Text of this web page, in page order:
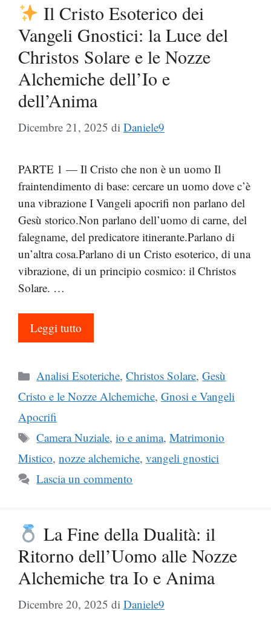
Il Cristo Esoterico dei
Vangeli Gnostici: la Luce del
Christos Solare e le Nozze
Alchemiche dell’Io e
dell’Anima
Dicembre 21, 2025 di Daniele9
PARTE 1 — Il Cristo che non è un uomo Il
fraintendimento di base: cercare un uomo dove c’è
una vibrazione I Vangeli apocrifi non parlano del
Gesù storico.Non parlano dell’uomo di carne, del
falegname, del predicatore itinerante.Parlano di
un’altra cosa.Parlano di un Cristo esoterico, di una
vibrazione, di un principio cosmico: il Christos
Solare. …
Leggi tutto
Categorie
Analisi Esoteriche,Christos Solare,Gesù
Cristo e le Nozze Alchemiche, Gnosi e Vangeli
Apocrifi
Tag
Camera Nuziale,io e anima,Matrimonio
Mistico, nozze alchemiche, vangeli gnostici
Lascia un commento
La Fine della Dualità: il
Ritorno dell’Uomo alle Nozze
Alchemiche tra Io e Anima
Dicembre 20, 2025 di Daniele9